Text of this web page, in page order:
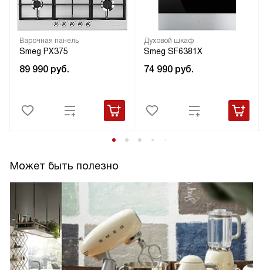
Варочная панель
Smeg PX375
89 990 руб.
Духовой шкаф
Smeg SF6381X
74 990 руб.
Может быть полезно